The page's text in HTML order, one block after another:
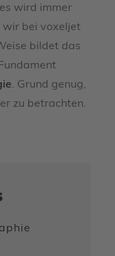
wird immer
wir bei voxeljet
bildet das
. Grund genug,
zu betrachten.